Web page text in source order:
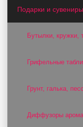
Подарки и сувениры
Бутылки, кружки,
Грифельные
Грунт, галька,
Диффузоры